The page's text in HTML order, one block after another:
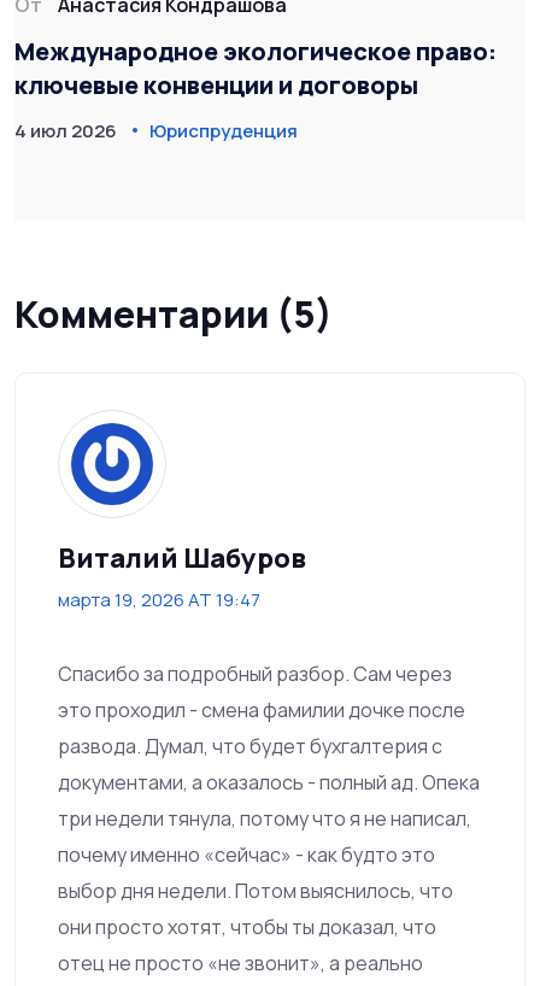
Международное экологическое право:
ключевые конвенции и договоры
4 июл 2026 Юриспруденция
Комментарии (5)
Виталий Шабуров
марта 19, 2026 AT 19:47
Спасибо за подробный разбор. Сам через
это проходил - смена фамилии дочке после
развода. Думал, что будет бухгалтерия с
документами, а оказалось - полный ад. Опека
три недели тянула, потому что я не написал,
почему именно «сейчас» - как будто это
выбор дня недели. Потом выяснилось, что
они просто хотят, чтобы ты доказал, что
отец не просто «не звонит», а реально